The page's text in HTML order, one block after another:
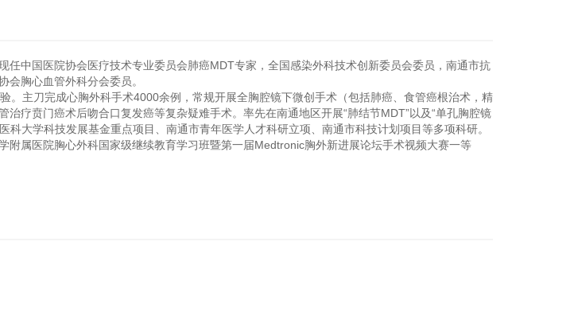
任中国医院协会医疗技术专业委员会肺癌MDT专家，全国感染外科技术创新委员会委员，南通市抗
胸心血管外科分会委员。
主刀完成心胸外科手术4000余例，常规开展全胸腔镜下微创手术（包括肺癌、食管癌根治术，精
疗贲门癌术后吻合口复发癌等复杂疑难手术。率先在南通地区开展“肺结节MDT”以及“单孔胸腔镜
大学科技发展基金重点项目、南通市青年医学人才科研立项、南通市科技计划项目等多项科研。
属医院胸心外科国家级继续教育学习班暨第一届Medtronic胸外新进展论坛手术视频大赛一等